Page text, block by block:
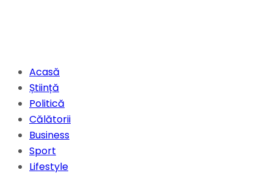
Acasă
Știință
Politică
Călătorii
Business
Sport
Lifestyle